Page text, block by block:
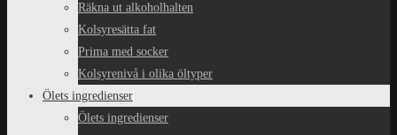
Räkna ut alkoholhalten
Kolsyresätta fat
Prima med socker
Kolsyrenivå i olika öltyper
Ölets ingredienser
Ölets ingredienser